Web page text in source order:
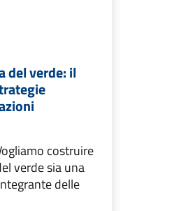
del verde: il
costruire
verde sia una
delle